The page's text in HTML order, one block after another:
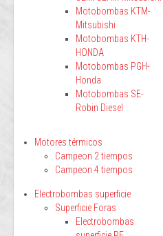
Motobombas KTM-
Mitsubishi
Motobombas KTH-
HONDA
Motobombas PGH-
Honda
Motobombas SE-
Robin Diesel
Motores térmicos
Campeon 2 tiempos
Campeon 4 tiempos
Electrobombas superficie
Superficie Foras
Electrobombas